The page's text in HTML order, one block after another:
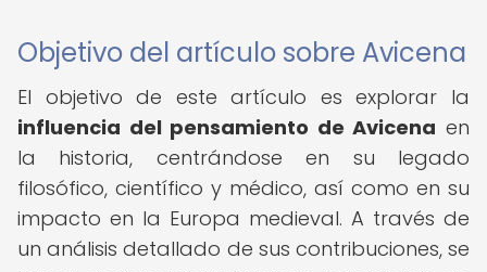
Objetivo del artículo sobre Avicena
El objetivo de este artículo es explorar la
influencia del pensamiento de Avicena en
la historia, centrándose en su legado
filosófico, científico y médico, así como en su
impacto en la Europa medieval. A través de
un análisis detallado de sus contribuciones, se